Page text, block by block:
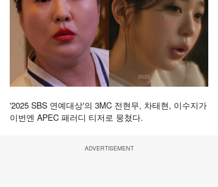
'2025 SBS 연예대상'의 3MC 전현무, 차태현, 이수지가
이번엔 APEC 패러디 티저로 뭉쳤다.
ADVERTISEMENT